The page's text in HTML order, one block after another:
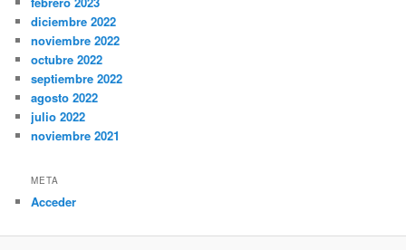
diciembre 2022
noviembre 2022
octubre 2022
septiembre 2022
agosto 2022
julio 2022
noviembre 2021
META
Acceder